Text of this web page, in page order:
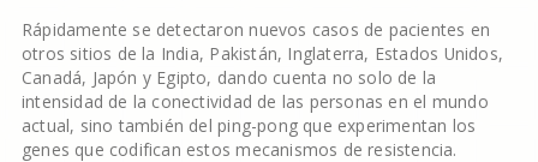
Rápidamente se detectaron nuevos casos de pacientes en
otros sitios de la India, Pakistán, Inglaterra, Estados Unidos,
Canadá, Japón y Egipto, dando cuenta no solo de la
intensidad de la conectividad de las personas en el mundo
actual, sino también del ping-pong que experimentan los
genes que codifican estos mecanismos de resistencia.